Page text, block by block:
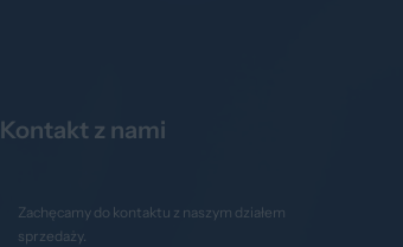
Kontakt z nami
Zachęcamy do kontaktu z naszym działem
sprzedaży.